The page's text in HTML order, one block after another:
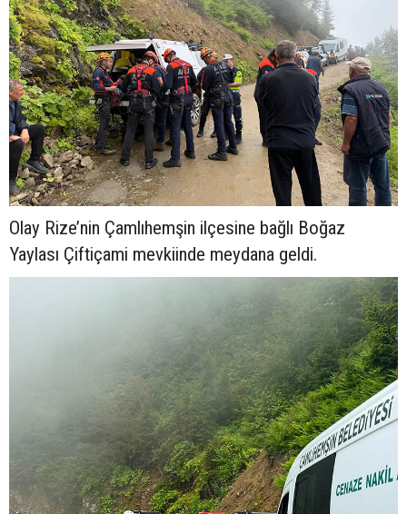
Olay Rize’nin Çamlıhemşin ilçesine bağlı Boğaz
Yaylası Çiftiçami mevkiinde meydana geldi.